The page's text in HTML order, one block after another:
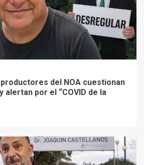
del NOA cuestionan
alertan por el “COVID de la